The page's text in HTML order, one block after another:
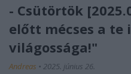
- Csütörtök
előtt mécses a te
világossága!"
Andreas • 2025. június 26.